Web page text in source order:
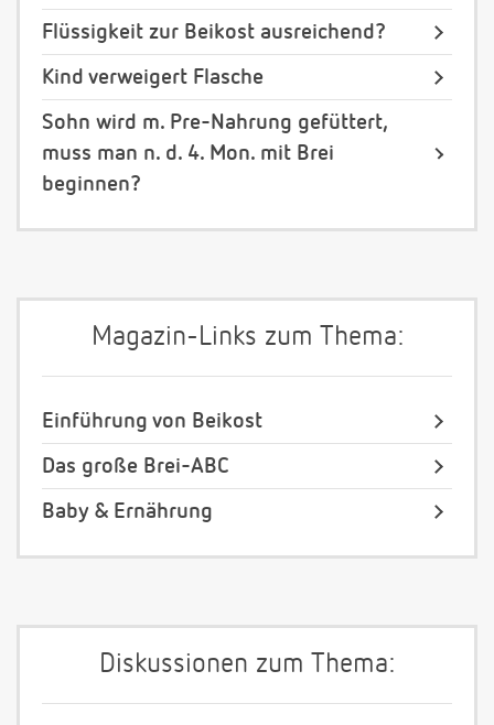
Flüssigkeit zur Beikost ausreichend?
Kind verweigert Flasche
Sohn wird m. Pre-Nahrung gefüttert,
muss man n. d. 4. Mon. mit Brei
beginnen?
Magazin-Links zum Thema:
Einführung von Beikost
Das große Brei-ABC
Baby & Ernährung
Diskussionen zum Thema: